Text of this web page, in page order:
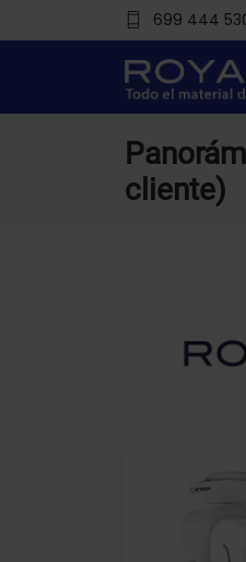
699 444
cliente)